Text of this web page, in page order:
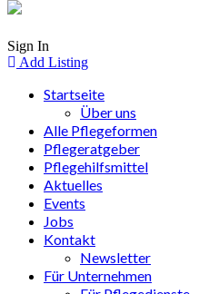
Sign In
Add Listing
Startseite
Über uns
Alle Pflegeformen
Pflegeratgeber
Pflegehilfsmittel
Aktuelles
Events
Jobs
Kontakt
Newsletter
Für Unternehmen